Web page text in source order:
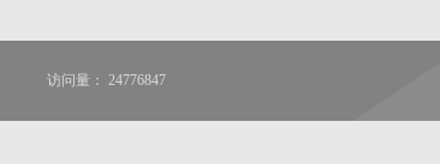
访问量： 24776847